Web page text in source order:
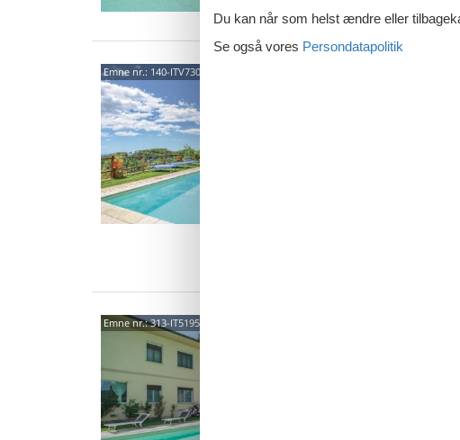
Emne nr.: 140-ITV730
Emne nr.:313-IT5195.697.1
Du kan når som helst ændre eller
Se også vores Persondatapolitik